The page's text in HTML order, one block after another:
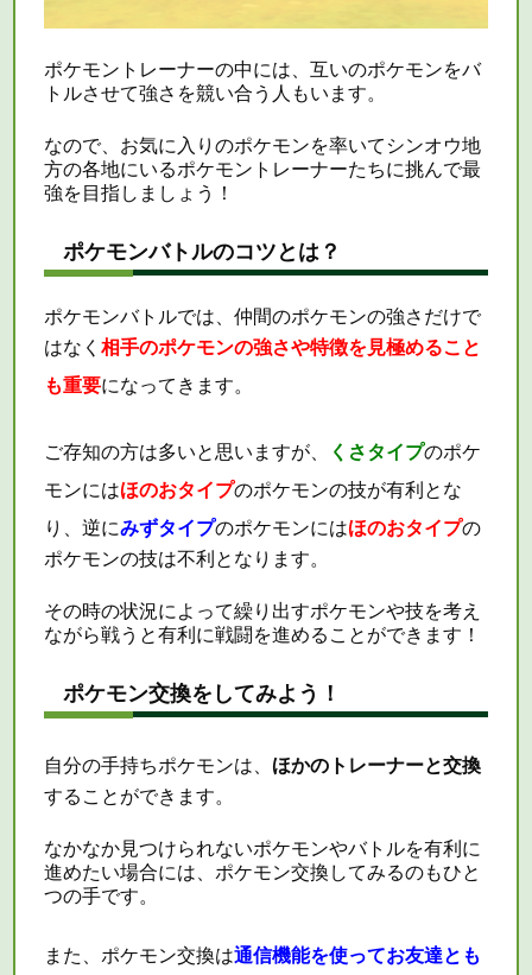
ポケモントレーナーの中には、互いのポケモンをバ
トルさせて強さを競い合う人もいます。
なので、お気に入りのポケモンを率いてシンオウ地
方の各地にいるポケモントレーナーたちに挑んで最
強を目指しましょう！
ポケモンバトルのコツとは？
ポケモンバトルでは、仲間のポケモンの強さだけで
はなく相手のポケモンの強さや特徴を見極めること
も重要になってきます。
ご存知の方は多いと思いますが、 くさタイプのポケ
モンにはほのおタイプのポケモンの技が有利とな
り、逆にみずタイプのポケモンにはほのおタイプの
ポケモンの技は不利となります。
その時の状況によって繰り出すポケモンや技を考え
ながら戦うと有利に戦闘を進めることができます！
ポケモン交換をしてみよう！
自分の手持ちポケモンは、 ほかのトレーナーと交換
することができます。
なかなか見つけられないポケモンやバトルを有利に
進めたい場合には、ポケモン交換してみるのもひと
つの手です。
また、ポケモン交換は通信機能を使ってお友達とも